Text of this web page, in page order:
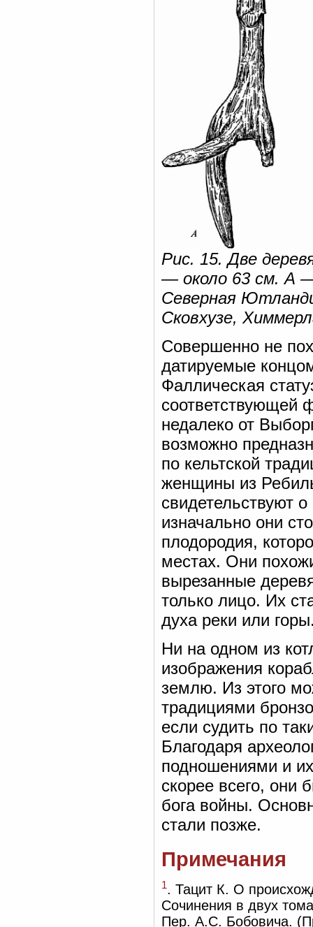
Рис. 15. Две
— около 63 см. А —
Северная
Сковхузе,
Совершенно не
датируемые
Фаллическая
соответствующей
недалеко от
возможно
по кельтской
женщины из
свидетельствуют
изначально они
плодородия,
местах. Они
вырезанные
только лицо. Их
духа реки или
Ни на одном из
изображения
землю. Из этого
традициями
если судить по
Благодаря
подношениями и
скорее всего, они
бога войны.
стали позже.
Примечания
1. Тацит К. О
Сочинения в двух
Пер. А.С. Бобовича.